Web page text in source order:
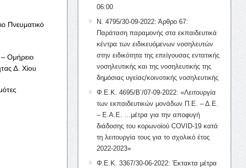
Πνευματικό
Ομήρειο
Δ. Χίου
06:00
Ν. 4795/30-09-2022: Άρθρο 67:
Παράταση παραμονής στα εκπαιδευτικά
κέντρα των ειδικευόμενων νοσηλευτών
στην ειδικότητα της επείγουσας εντατικής
νοσηλευτικής και της νοσηλευτικής της
δημόσιας υγείας/κοινοτικής νοσηλευτικής
Φ.Ε.Κ. 4695/Β’/07-09-2022: «Λειτουργία
των εκπαιδευτικών μονάδων Π.Ε. – Δ.Ε.
– Ε.Α.Ε. …μέτρα για την αποφυγή
διάδοσης του κορωνοϊού COVID-19 κατά
τη λειτουργία τους για το σχολικό έτος
2022-2023»
Φ.Ε.Κ. 3367/30-06-2022: Έκτακτα μέτρα